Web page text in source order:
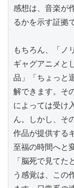
感想は、音楽が
るかを示す証拠
もちろん、「ノ
ギャグアニメと
品」「ちょっと
解できます。そ
によっては受け
ん。しかし、そ
作品が提供する
至福の時間へと
「脳死で見て
う感覚は、この